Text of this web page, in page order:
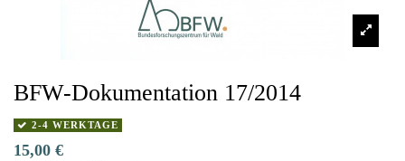
BFW-Dokumentation 17/2014
2-4 WERKTAGE
15,00 €